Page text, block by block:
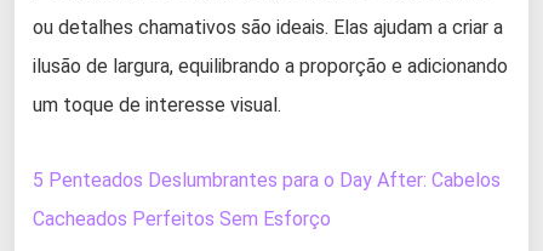
ou detalhes chamativos são ideais. Elas ajudam a criar a
ilusão de largura, equilibrando a proporção e adicionando
um toque de interesse visual.
5 Penteados Deslumbrantes para o Day After: Cabelos
Cacheados Perfeitos Sem Esforço